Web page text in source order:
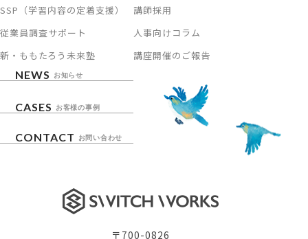
〒700-0826
SSP（学習内容の定着支援）
従業員調査サポート
新・ももたろう未来塾
講師採用
人事向けコラム
講座開催のご報告
NEWS
お知らせ
CASES お客様の事例
CONTACT お問い合わせ